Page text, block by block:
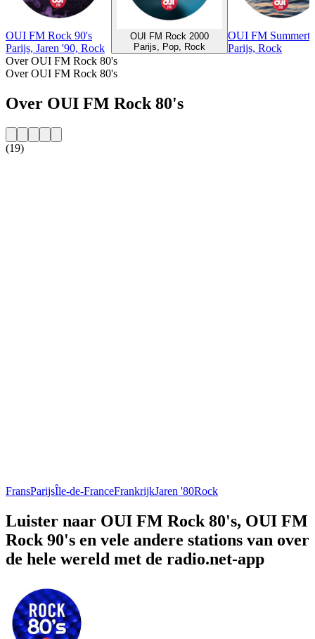
OUI FM Rock 90's
Parijs, Jaren '90, Rock
OUI FM Rock 2000
Parijs, Pop, Rock
OUI FM
Parijs, Rock
Over OUI FM Rock 80's
Over OUI FM Rock 80's
Over OUI FM Rock 80's
(19)
FransParijsÎle-de-FranceFrankrijkJaren '80Rock
Luister naar OUI FM Rock 80's, OUI FM
Rock 90's en vele andere stations van over
de hele wereld met de radio.net-app